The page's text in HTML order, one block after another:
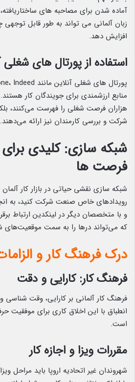
آماده شدن برای مصاحبه های
زبان آلمانی می تواند به طور قابل
افزایش دهد.
استفاده از پورتال های شغلی
منابع ارزشمندی برای جویندگان کار هستند.
هزاران فرصت شغلی را فهرست می‌کنند،
شرکت و بررسی کارمندان نیز ارائه می‌دهند.
شبکه سازی: کلیدی برای
فرصت ها
شبکه سازی نقشی حیاتی در بازار کار
رویدادهای خاص صنعت شرکت کنید، به
و با متخصصان دیگر در لینکدین ارتباط
که می‌تواند درها را به سمت موقعیت‌های
درک فرهنگ کار و
فرهنگ کار: کارایی و دقت
فرهنگ کار آلمانی بر کارایی، وقت شناسی
انطباق با این اخلاق کاری برای موفقیت
است.
مقررات ویزا و اجازه کار
شهروندان غیر اتحادیه اروپا باید مراحل